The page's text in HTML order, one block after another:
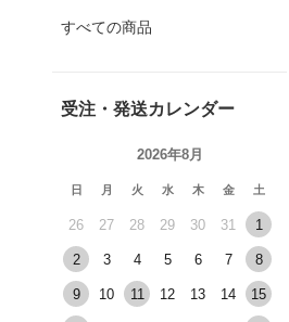
すべての商品
受注・発送カレンダー
2026年8月
日 月 火 水 木 金 土
26 27 28 29 30 31 1
2 3 4 5 6 7 8
9 10 11 12 13 14 15